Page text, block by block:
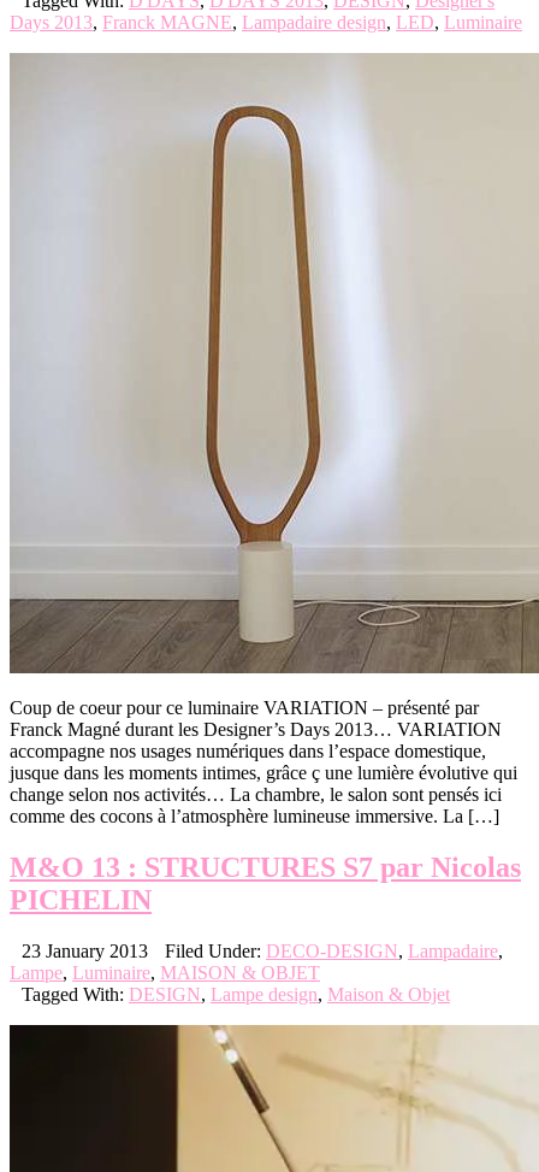
Days 2013, Franck MAGNE, Lampadaire design, LED, Luminaire
Coup de coeur pour ce luminaire VARIATION – présenté par
Franck Magné durant les Designer’s Days 2013… VARIATION
accompagne nos usages numériques dans l’espace domestique,
jusque dans les moments intimes, grâce ç une lumière évolutive qui
change selon nos activités… La chambre, le salon sont pensés ici
comme des cocons à l’atmosphère lumineuse immersive. La […]
M&O 13 : STRUCTURES S7 par Nicolas
PICHELIN
23 January 2013 Filed Under: DECO-DESIGN, Lampadaire,
Lampe, Luminaire, MAISON & OBJET
Tagged With: DESIGN, Lampe design, Maison & Objet